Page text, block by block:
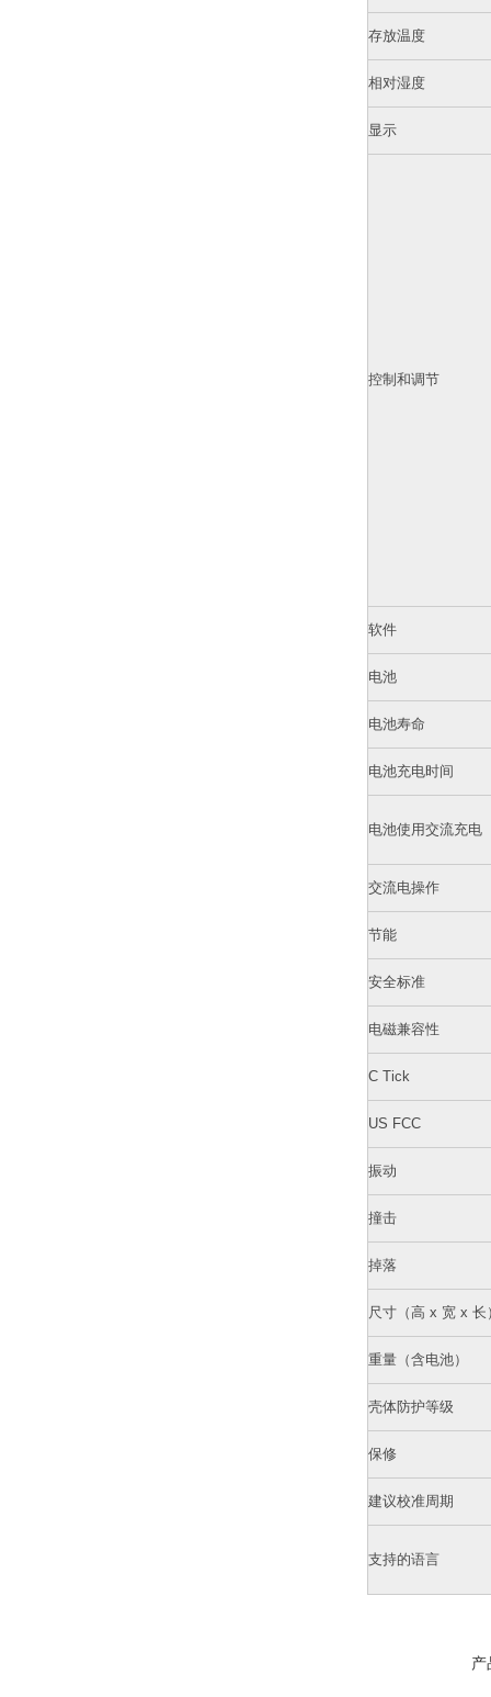
存放温度
相对湿度
显示
控制和调节
软件
电池
电池寿命
电池充电时间
电池使用交流充电
交流电操作
节能
安全标准
电磁兼容性
C Tick
US FCC
振动
撞击
掉落
尺寸（高 x 宽 x 长
重量（含电池）
壳体防护等级
保修
建议校准周期
支持的语言
产